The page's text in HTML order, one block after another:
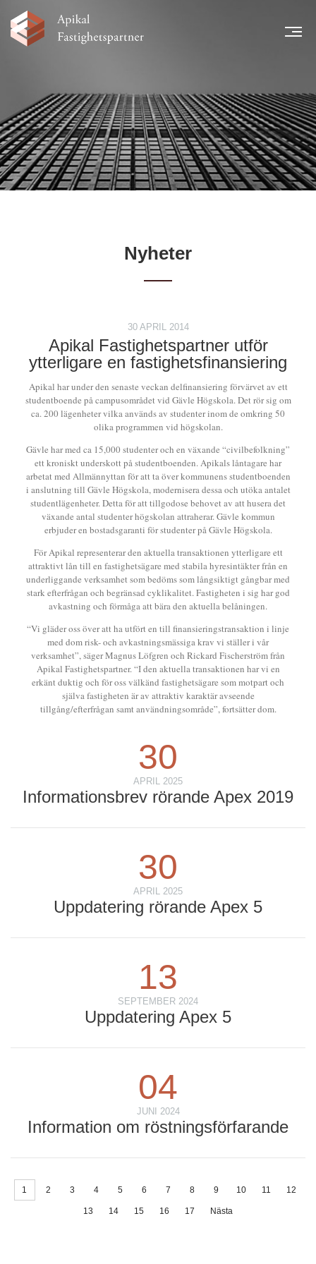
NYHETER
LÅNTAGARE
TEAM
LEGAL INFORMATION
FINANSIELL INFORMATION
Nyheter
30
APRIL 2025
Informationsbrev rörande Apex 2019
30
APRIL 2025
Uppdatering rörande Apex 5
13
SEPTEMBER 2024
Uppdatering Apex 5
04
JUNI 2024
Information om röstningsförfarande
1 2 3 4 5 6 7 8 9 10 11 12
13 14 15 16 17 Nästa
30 APRIL 2014
Apikal Fastighetspartner utför
ytterligare en fastighetsfinansiering
Apikal har under den senaste veckan delfinansiering förvärvet av ett
studentboende på campusområdet vid Gävle Högskola. Det rör sig om
ca. 200 lägenheter vilka används av studenter inom de omkring 50
olika programmen vid högskolan.
Gävle har med ca 15,000 studenter och en växande “civilbefolkning”
ett kroniskt underskott på studentboenden. Apikals låntagare har
arbetat med Allmännyttan för att ta över kommunens studentboenden
i anslutning till Gävle Högskola, modernisera dessa och utöka antalet
studentlägenheter. Detta för att tillgodose behovet av att husera det
växande antal studenter högskolan attraherar. Gävle kommun
erbjuder en bostadsgaranti för studenter på Gävle Högskola.
För Apikal representerar den aktuella transaktionen ytterligare ett
attraktivt lån till en fastighetsägare med stabila hyresintäkter från en
underliggande verksamhet som bedöms som långsiktigt gångbar med
stark efterfrågan och begränsad cyklikalitet. Fastigheten i sig har god
avkastning och förmåga att bära den aktuella belåningen.
“Vi gläder oss över att ha utfört en till finansieringstransaktion i linje
med dom risk- och avkastningsmässiga krav vi ställer i vår
verksamhet”, säger Magnus Löfgren och Rickard Fischerström från
Apikal Fastighetspartner. “I den aktuella transaktionen har vi en
erkänt duktig och för oss välkänd fastighetsägare som motpart och
själva fastigheten är av attraktiv karaktär avseende
tillgång/efterfrågan samt användningsområde”, fortsätter dom.